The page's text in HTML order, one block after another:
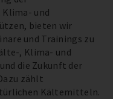
und
bieten wir
und Trainings zu
, Klima- und
die Zukunft der
zählt
Kältemitteln.